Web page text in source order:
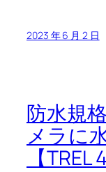
2023 年 6 月 2 日
防水規
メラに
【TREL